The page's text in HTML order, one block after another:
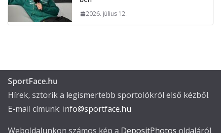
2026. július 12.
SportFace.hu
Hírek, sztorik a legismertebb sportolókról első kézből.
E-mail címünk: info@sportface.hu
Weboldalunkon számos kép a DepositPhotos oldaláról